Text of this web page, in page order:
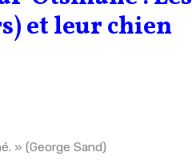
et leur chien
» (George Sand)